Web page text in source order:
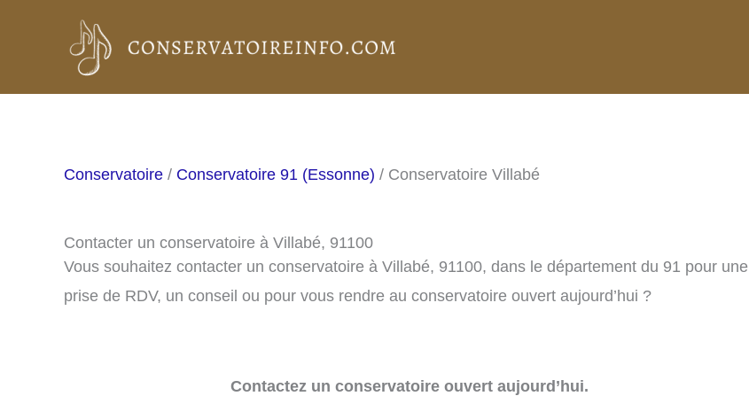
Conservatoire / Conservatoire 91 (Essonne) / Conservatoire Villabé
Contacter un conservatoire à Villabé, 91100
Vous souhaitez contacter un conservatoire à Villabé, 91100, dans le département du 91 pour une
prise de RDV, un conseil ou pour vous rendre au conservatoire ouvert aujourd’hui ?
Contactez un conservatoire ouvert aujourd’hui.